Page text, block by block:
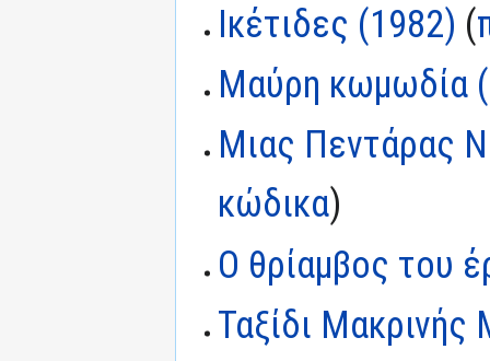
Ικέτιδες (1982) (
Μαύρη κωμωδία
Μιας Πεντάρας
κώδικα)
Ο θρίαμβος του
Ταξίδι